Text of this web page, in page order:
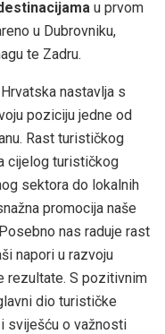
u prvom
u Dubrovniku,
te Zadru.
nastavlja s
poziciju jedne od
Rast turističkog
cijelog turističkog
sektora do lokalnih
promocija naše
nas raduje rast
napori u razvoju
rezultate. S pozitivnim
dio turističke
sviješću o važnosti